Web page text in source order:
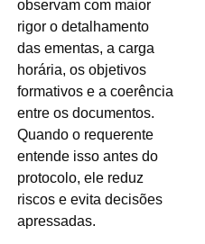
observam com maior
rigor o detalhamento
das ementas, a carga
horária, os objetivos
formativos e a coerência
entre os documentos.
Quando o requerente
entende isso antes do
protocolo, ele reduz
riscos e evita decisões
apressadas.